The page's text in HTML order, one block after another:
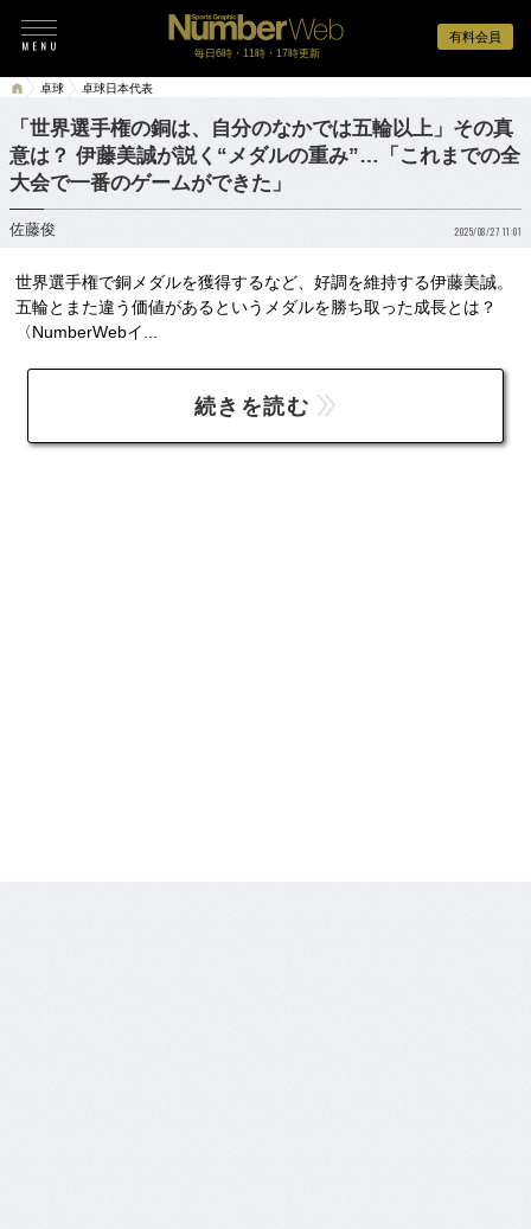
有料会員
毎日6時・11時・17時更新
卓球 卓球日本代表
「世界選手権の銅は、自分のなかでは五輪以上」その真
意は？ 伊藤美誠が説く“メダルの重み”…「これまでの全
大会で一番のゲームができた」
佐藤俊 2025/08/27 11:01
世界選手権で銅メダルを獲得するなど、好調を維持する伊藤美誠。
五輪とまた違う価値があるというメダルを勝ち取った成長とは？
〈NumberWebイ...
続きを読む